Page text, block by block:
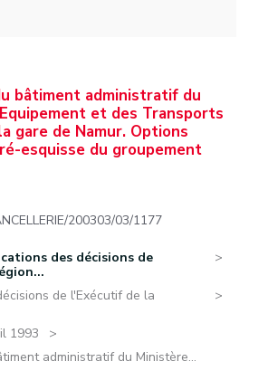
bâtiment administratif du
et des Transports
gare de Namur. Options
esquisse du groupement
200303/03/1177
des décisions de
de l'Exécutif de la
1993
administratif du Ministère...